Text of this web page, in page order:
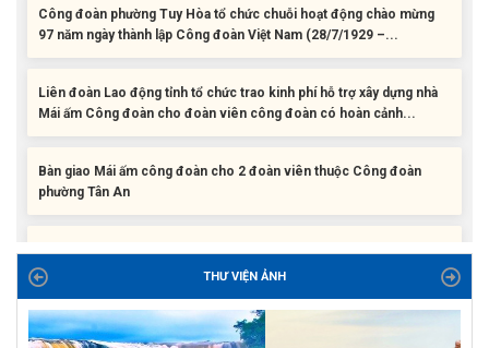
ĐỜI ĐỜI GHI NHỚ CÔNG ƠN CÁC ANH HÙNG LIỆT SĨ, THƯƠNG
BINH VÀ NGƯỜI CÓ CÔNG VỚI CÁCH MẠNG!
THƯ VIỆN ẢNH